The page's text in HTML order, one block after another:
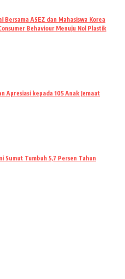
Bersama ASEZ dan Mahasiswa Korea
Behaviour Menuju Nol Plastik
Apresiasi kepada 105 Anak Jemaat
Sumut Tumbuh 5,7 Persen Tahun